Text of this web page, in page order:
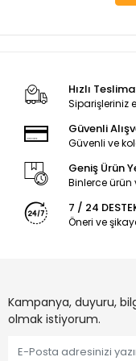
Hızlı
Siparişleriniz
Güvenli
Güvenli ve
Geniş Ürün
Binlerce
7 / 24
Öneri ve
Kampanya, duyuru,
olmak istiyorum.